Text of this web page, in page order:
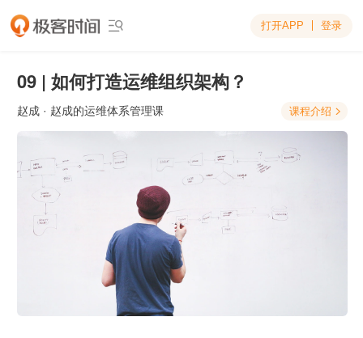
 打开APP 登录
09 | 如何打造运维组织架构？
赵成 · 赵成的运维体系管理课 课程介绍 